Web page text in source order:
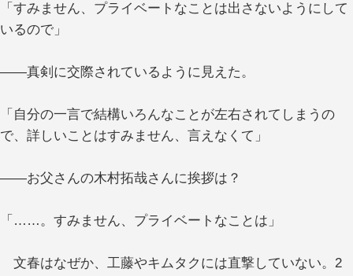
「すみません、プライベートなことは出さないようにして
いるので」
――真剣に交際されているように見えた。
「自分の一言で結構いろんなことが左右されてしまうの
で、詳しいことはすみません、言えなくて」
――お父さんの木村拓哉さんに挨拶は？
「……。すみません、プライベートなことは」
文春はなぜか、工藤やキムタクには直撃していない。2